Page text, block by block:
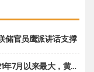
储官员鹰派讲话支撑
期货投机性净多头头寸减少